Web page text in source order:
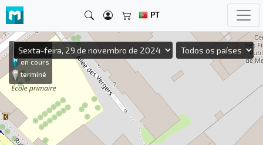
PT
à venir
en cours
terminé